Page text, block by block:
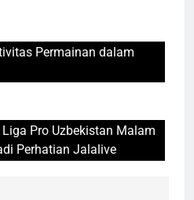
Permainan dalam
Pro Uzbekistan Malam
Perhatian Jalalive